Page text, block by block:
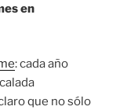
en
: cada año
que no sólo